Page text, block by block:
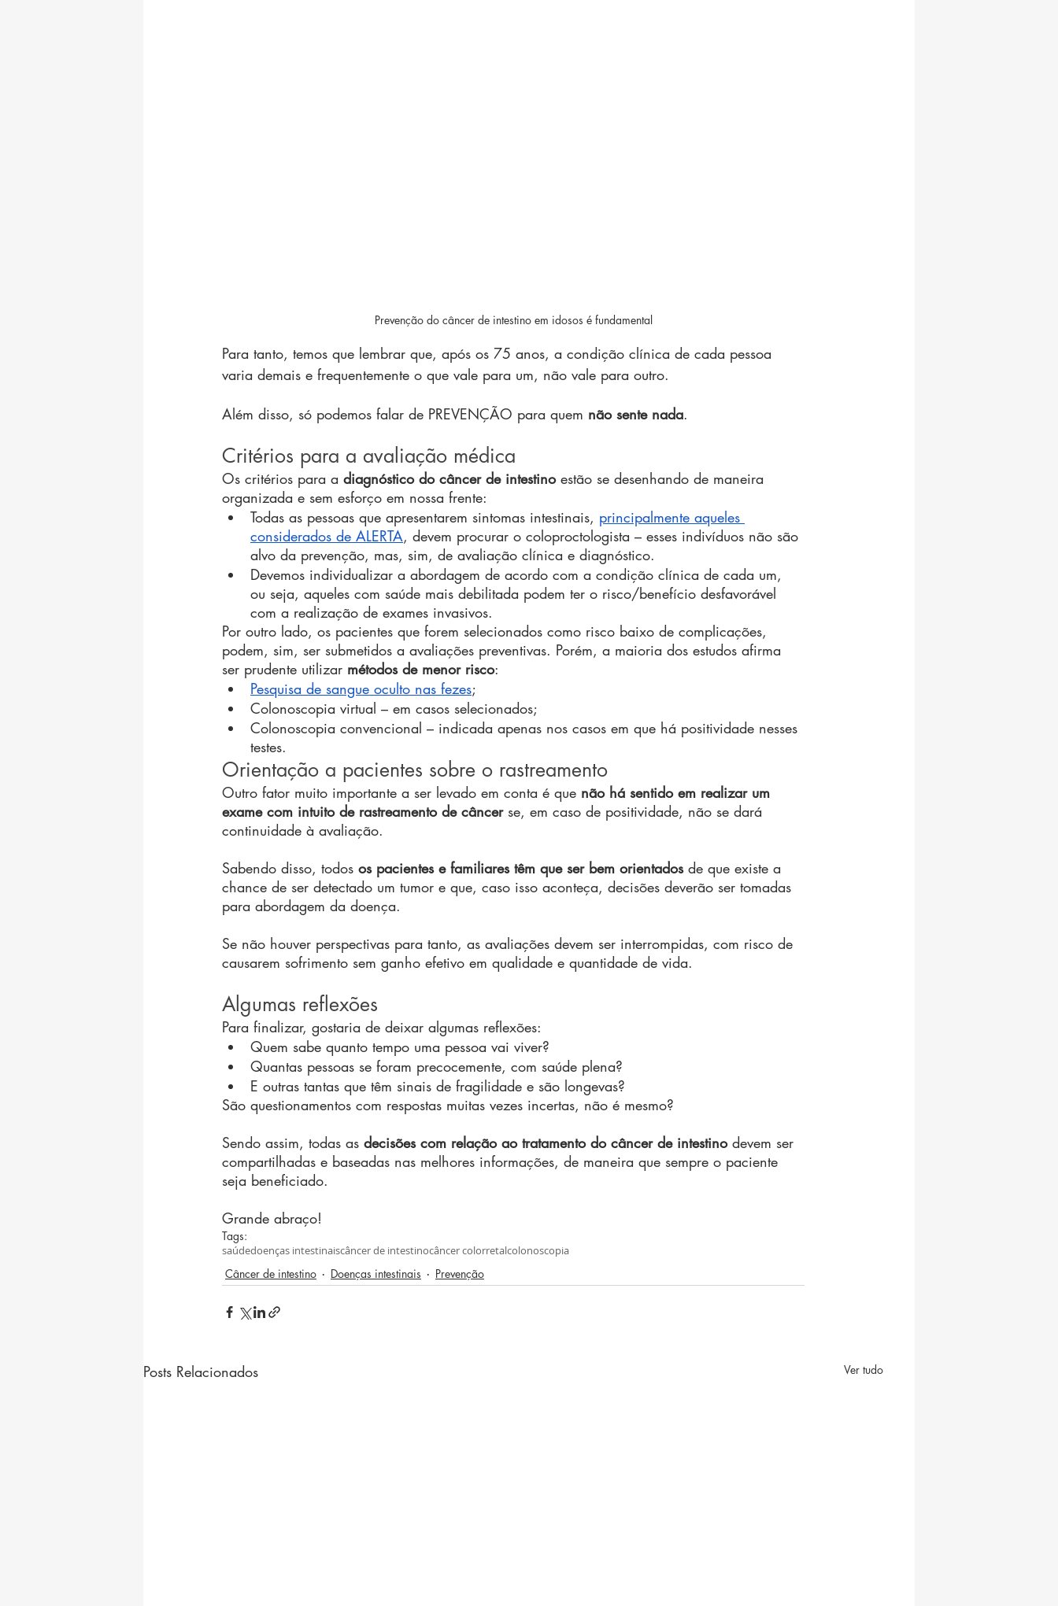
Prevenção do câncer de intestino em idosos é fundamental
Para tanto, temos que lembrar que, após os 75 anos, a condição clínica de cada pessoa
varia demais e frequentemente o que vale para um, não vale para outro.
Além disso, só podemos falar de PREVENÇÃO para quem não sente nada.
Critérios para a avaliação médica
Os critérios para a diagnóstico do câncer de intestino estão se desenhando de maneira
organizada e sem esforço em nossa frente:
Todas as pessoas que apresentarem sintomas intestinais, principalmente aqueles
considerados de ALERTA, devem procurar o coloproctologista – esses indivíduos não são
alvo da prevenção, mas, sim, de avaliação clínica e diagnóstico.
Devemos individualizar a abordagem de acordo com a condição clínica de cada um,
ou seja, aqueles com saúde mais debilitada podem ter o risco/benefício desfavorável
com a realização de exames invasivos.
Por outro lado, os pacientes que forem selecionados como risco baixo de complicações,
podem, sim, ser submetidos a avaliações preventivas. Porém, a maioria dos estudos afirma
ser prudente utilizar métodos de menor risco:
Pesquisa de sangue oculto nas fezes;
Colonoscopia virtual – em casos selecionados;
Colonoscopia convencional – indicada apenas nos casos em que há positividade nesses
testes.
Orientação a pacientes sobre o rastreamento
Outro fator muito importante a ser levado em conta é que não há sentido em realizar um
exame com intuito de rastreamento de câncer se, em caso de positividade, não se dará
continuidade à avaliação.
Sabendo disso, todos os pacientes e familiares têm que ser bem orientados de que existe a
chance de ser detectado um tumor e que, caso isso aconteça, decisões deverão ser tomadas
para abordagem da doença.
Se não houver perspectivas para tanto, as avaliações devem ser interrompidas, com risco de
causarem sofrimento sem ganho efetivo em qualidade e quantidade de vida.
Algumas reflexões
Para finalizar, gostaria de deixar algumas reflexões:
Quem sabe quanto tempo uma pessoa vai viver?
Quantas pessoas se foram precocemente, com saúde plena?
E outras tantas que têm sinais de fragilidade e são longevas?
São questionamentos com respostas muitas vezes incertas, não é mesmo?
Sendo assim, todas as decisões com relação ao tratamento do câncer de intestino devem ser
compartilhadas e baseadas nas melhores informações, de maneira que sempre o paciente
seja beneficiado.
Grande abraço!
Tags:
saúdedoenças intestinaiscâncer de intestinocâncer colorretalcolonoscopia
Câncer de intestino Doenças intestinais Prevenção
Posts Relacionados Ver tudo